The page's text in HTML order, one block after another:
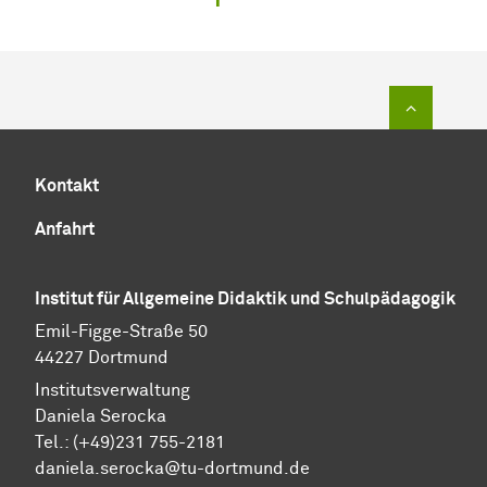
Kontakt
Anfahrt
Institut für Allgemeine Didaktik und Schulpädagogik
Emil-Figge-Straße 50
44227 Dortmund
Institutsverwaltung
Daniela Serocka
Tel.: (+49)231 755-2181
​​​​​​​daniela.serocka@tu-dortmund.de